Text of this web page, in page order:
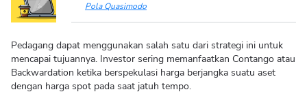
Pola Quasimodo
Pedagang dapat menggunakan salah satu dari strategi ini untuk
mencapai tujuannya. Investor sering memanfaatkan Contango atau
Backwardation ketika berspekulasi harga berjangka suatu aset
dengan harga spot pada saat jatuh tempo.